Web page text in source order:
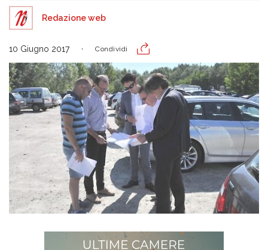
Redazione web
10 Giugno 2017 Condividi